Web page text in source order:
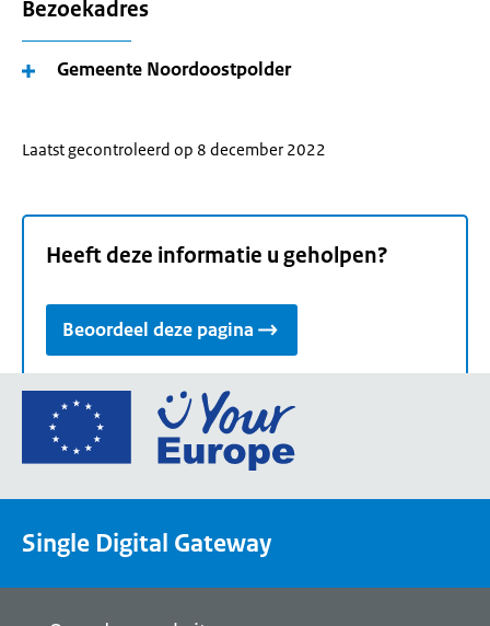
Bezoekadres
Gemeente Noordoostpolder
Laatst gecontroleerd op 8 december 2022
Heeft deze informatie u geholpen?
Beoordeel deze pagina
Ga
de
een
Single Digital Gateway